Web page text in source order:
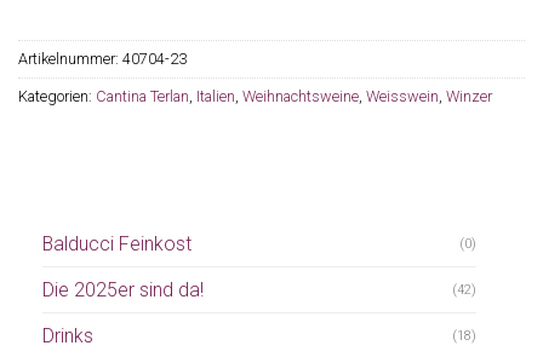
Balducci Feinkost (0)
Die 2025er sind da! (42)
Drinks (18)
Artikelnummer: 40704-23
Kategorien: Cantina Terlan, Italien, Weihnachtsweine, Weisswein, Winzer